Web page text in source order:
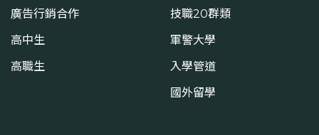
廣告行銷合作
高中生
高職生
技職20群類
軍警大學
入學管道
國外留學